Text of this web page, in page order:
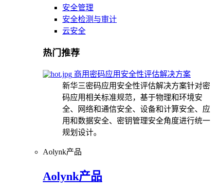
安全管理
安全检测与审计
云安全
热门推荐
商用密码应用安全性评估解决方案
新华三密码应用安全性评估解决方案针对密
码应用相关标准规范，基于物理和环境安
全、网络和通信安全、设备和计算安全、应
用和数据安全、密钥管理安全角度进行统一
规划设计。
Aolynk产品
Aolynk产品